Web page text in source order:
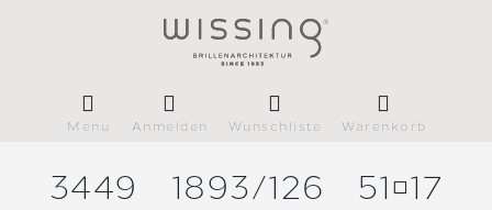
Menü Anmelden Wunschliste Warenkorb
3449 1893/126 5117